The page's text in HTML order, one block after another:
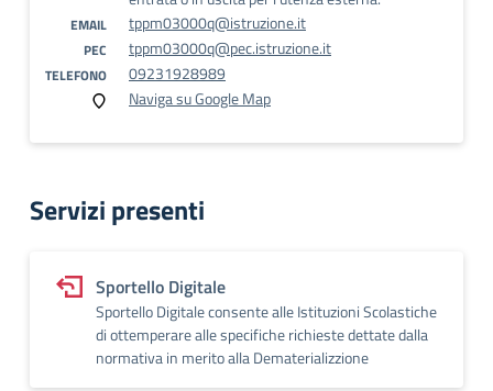
EMAIL tppm03000q@istruzione.it
PEC tppm03000q@pec.istruzione.it
TELEFONO
09231928989
Naviga su Google Map
Servizi presenti
Sportello Digitale
Sportello Digitale consente alle Istituzioni Scolastiche
di ottemperare alle specifiche richieste dettate dalla
normativa in merito alla Dematerializzione